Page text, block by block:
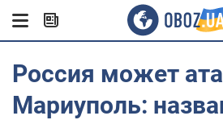
Россия может
Мариуполь: